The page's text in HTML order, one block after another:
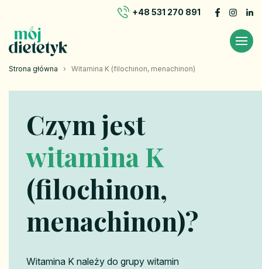
+48 531 270 891
Strona główna › Witamina K (filochinon, menachinon)
Czym jest
witamina K
(filochinon,
menachinon)?
Witamina K należy do grupy witamin